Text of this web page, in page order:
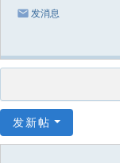
发消息
发新帖